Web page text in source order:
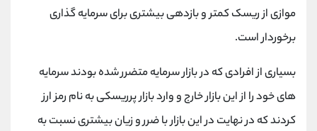
موازی از ریسک کمتر و بازدهی بیشتری برای سرمایه گذاری
برخوردار است.
بسیاری از افرادی که در بازار سرمایه متضرر شده بودند سرمایه
های خود را از این بازار خارج و وارد بازار پرریسکی به نام رمز ارز
کردند که در نهایت در این بازار با ضرر و زیان بیشتری نسبت به